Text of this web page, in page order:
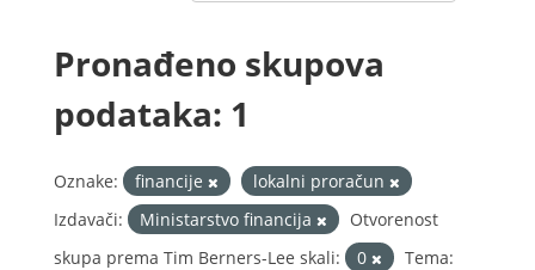
Pronađeno skupova
podataka: 1
Oznake: financije
lokalni proračun
Izdavači:
Ministarstvo financija
Otvorenost
skupa prema Tim Berners-Lee skali:
0
Tema: